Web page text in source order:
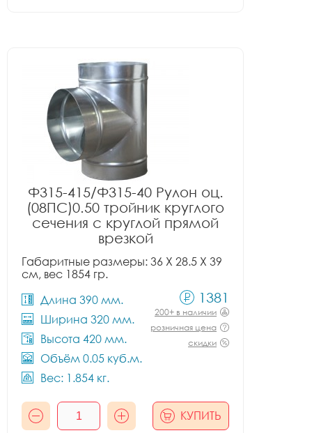
Ф315-415/Ф315-40 Рулон оц.
(08ПС)0.50 тройник круглого
сечения с круглой прямой
врезкой
Габаритные размеры: 36 X 28.5 X 39
см, вес 1854 гр.
Длина 390 мм.
Ширина 320 мм.
Высота 420 мм.
Объём 0.05 куб.м.
Вес: 1.854 кг.
1381
200+ в наличии
розничная цена
скидки
КУПИТЬ